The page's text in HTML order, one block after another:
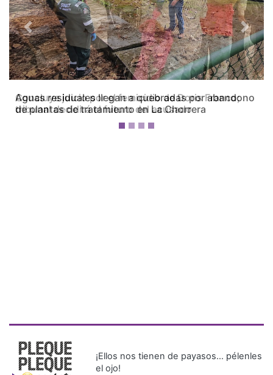
Concluye juicio por el femicidio de Doris Franco;
tribunal decidirá el futuro del acusado
Previous Next
¡Ellos nos tienen de payasos… pélenles
el ojo!